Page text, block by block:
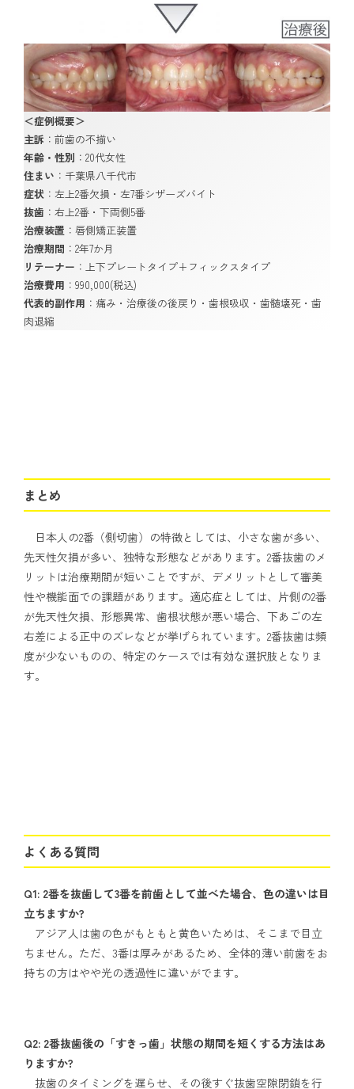
＜症例概要＞
主訴 ： 前歯の不揃い
年齢・性別 ：20代女性
住まい ：千葉県八千代市
症状 ：左上2番欠損・左7番シザーズバイト
抜歯 ：右上2番・下両側5番
治療装置 ： 唇側矯正装置
治療期間 ：2年7か月
リテーナー ：上下プレートタイプ+フィックスタイプ
治療費用 ：990,000(税込)
代表的副作用 ：痛み・治療後の後戻り・歯根吸収・歯髄壊死・歯
肉退縮
まとめ
日本人の2番（側切歯）の特徴としては、小さな歯が多い、
先天性欠損が多い、独特な形態などがあります。2番抜歯のメ
リットは治療期間が短いことですが、デメリットとして審美
性や機能面での課題があります。適応症としては、片側の2番
が先天性欠損、形態異常、歯根状態が悪い場合、下あごの左
右差による正中のズレなどが挙げられています。2番抜歯は頻
度が少ないものの、特定のケースでは有効な選択肢となりま
す。
よくある質問
Q1: 2番を抜歯して3番を前歯として並べた場合、色の違いは目
立ちますか?
アジア人は歯の色がもともと黄色いためは、そこまで目立
ちません。ただ、3番は厚みがあるため、全体的薄い前歯をお
持ちの方はやや光の透過性に違いがでます。
Q2: 2番抜歯後の「すきっ歯」状態の期間を短くする方法はあ
りますか?
抜歯のタイミングを遅らせ、その後すぐ抜歯空隙閉鎖を行